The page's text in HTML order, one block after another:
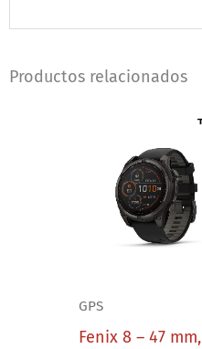
Productos relacionados
GPS
Fenix 8 – 47 mm,